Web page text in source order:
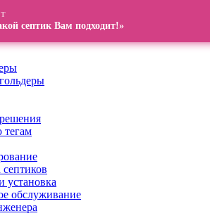
тегам
септиков
установка
обслуживание
септик Вам подходит!»